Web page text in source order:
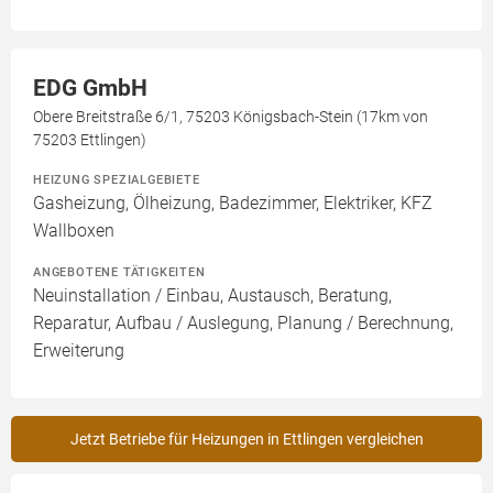
EDG GmbH
Obere Breitstraße 6/1, 75203 Königsbach-Stein (17km von
75203 Ettlingen)
HEIZUNG SPEZIALGEBIETE
Gasheizung, Ölheizung, Badezimmer, Elektriker, KFZ
Wallboxen
ANGEBOTENE TÄTIGKEITEN
Neuinstallation / Einbau, Austausch, Beratung,
Reparatur, Aufbau / Auslegung, Planung / Berechnung,
Erweiterung
Jetzt Betriebe für Heizungen in Ettlingen vergleichen